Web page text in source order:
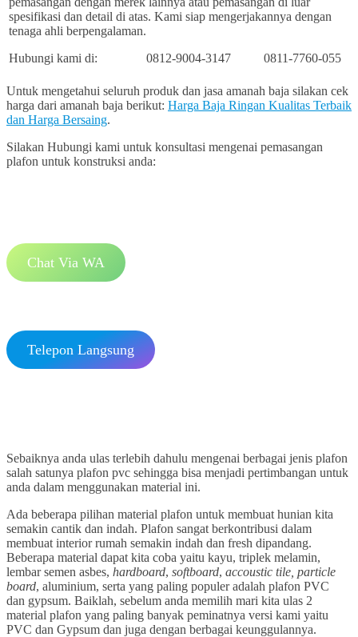
spesifikasi dan detail di atas. Kami siap mengerjakannya dengan
tenaga ahli berpengalaman.
Hubungi kami di:
0812-9004-3147 0811-7760-055
Untuk mengetahui seluruh produk dan jasa amanah baja silakan cek
harga dari amanah baja berikut: Harga Baja Ringan Kualitas Terbaik
dan Harga Bersaing.
Silakan Hubungi kami untuk konsultasi mengenai pemasangan
plafon untuk konstruksi anda:
Chat Via WA
Telepon Langsung
Sebaiknya anda ulas terlebih dahulu mengenai berbagai jenis plafon
salah satunya plafon pvc sehingga bisa menjadi pertimbangan untuk
anda dalam menggunakan material ini.
Ada beberapa pilihan material plafon untuk membuat hunian kita
semakin cantik dan indah. Plafon sangat berkontribusi dalam
membuat interior rumah semakin indah dan fresh dipandang.
Beberapa material dapat kita coba yaitu kayu, triplek melamin,
lembar semen asbes, hardboard, softboard, accoustic tile, particle
board, aluminium, serta yang paling populer adalah plafon PVC
dan gypsum. Baiklah, sebelum anda memilih mari kita ulas 2
material plafon yang paling banyak peminatnya versi kami yaitu
PVC dan Gypsum dan juga dengan berbagai keunggulannya.